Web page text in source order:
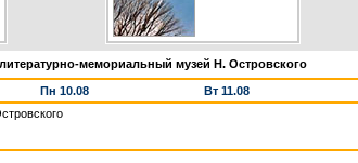
мемориальный музей Н. Островского
Пн 10.08 Вт 11.08